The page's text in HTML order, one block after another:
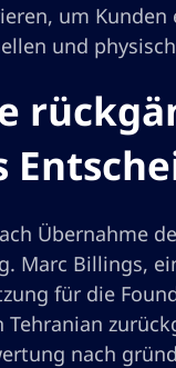
um Kunden
und
Übernahme
Marc Billings,
für die
Tehranian
nach